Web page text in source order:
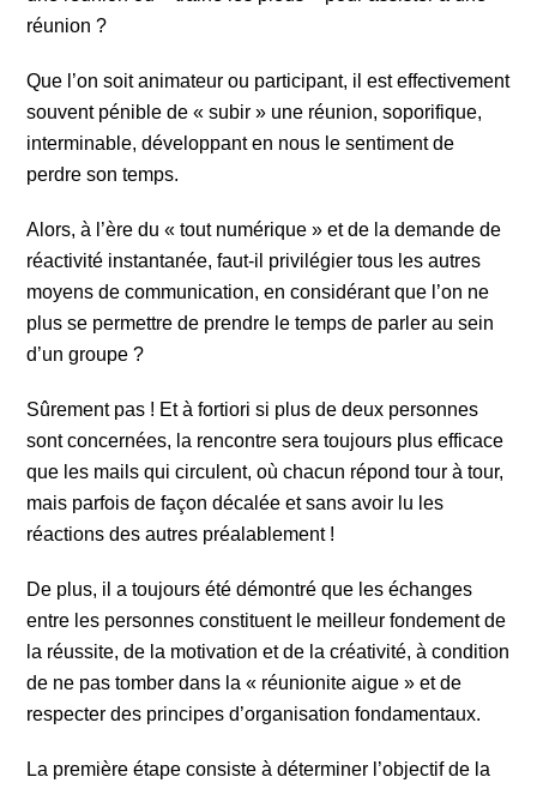
réunion ?
Que l’on soit animateur ou participant, il est effectivement
souvent pénible de « subir » une réunion, soporifique,
interminable, développant en nous le sentiment de
perdre son temps.
Alors, à l’ère du « tout numérique » et de la demande de
réactivité instantanée, faut-il privilégier tous les autres
moyens de communication, en considérant que l’on ne
plus se permettre de prendre le temps de parler au sein
d’un groupe ?
Sûrement pas ! Et à fortiori si plus de deux personnes
sont concernées, la rencontre sera toujours plus efficace
que les mails qui circulent, où chacun répond tour à tour,
mais parfois de façon décalée et sans avoir lu les
réactions des autres préalablement !
De plus, il a toujours été démontré que les échanges
entre les personnes constituent le meilleur fondement de
la réussite, de la motivation et de la créativité, à condition
de ne pas tomber dans la « réunionite aigue » et de
respecter des principes d’organisation fondamentaux.
La première étape consiste à déterminer l’objectif de la